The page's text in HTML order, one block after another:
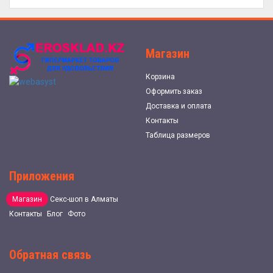
Магазин
Корзина
Оформить заказ
Доставка и оплата
Контакты
Таблица размеров
Приложения
Магазин
Секс-шоп в Алматы
Контакты
Блог Фото
Обратная связь